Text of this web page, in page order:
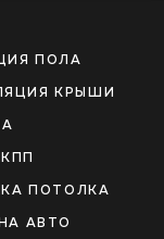
ПОЛА
КРЫШИ
ПОТОЛКА
АВТО